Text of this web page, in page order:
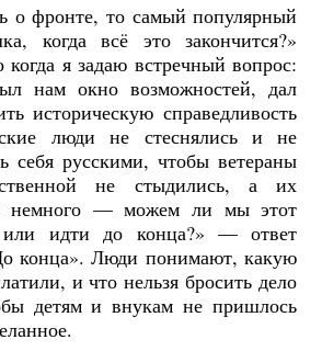
о фронте, то самый популярный
когда всё это закончится?»
я задаю встречный вопрос:
нам окно возможностей, дал
историческую справедливость
люди не стеснялись и не
себя русскими, чтобы ветераны
не стыдились, а их
немного — можем ли мы этот
или идти до конца?» — ответ
конца». Люди понимают, какую
и что нельзя бросить дело
детям и внукам не пришлось